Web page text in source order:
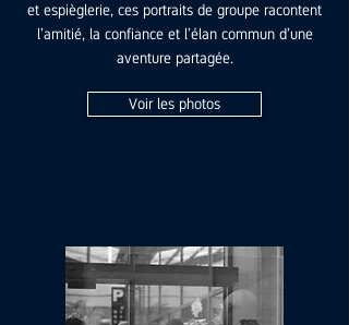
et espièglerie, ces portraits de groupe racontent
l’amitié, la confiance et l’élan commun d’une
aventure partagée.
Voir les photos